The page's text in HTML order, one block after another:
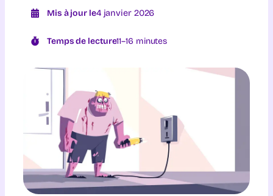
Mis à jour le4 janvier 2026
Temps de lecture11–16 minutes